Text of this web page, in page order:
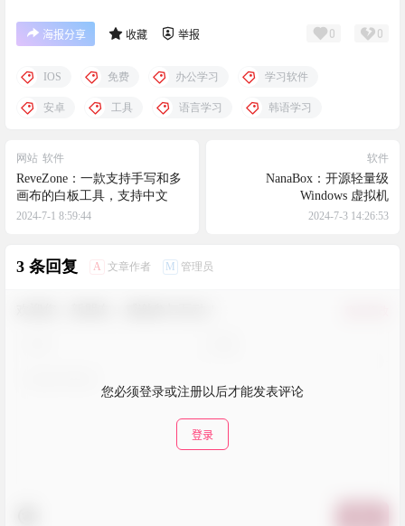
海报分享 收藏 举报 0 0
IOS 免费 办公学习 学习软件
安卓 工具 语言学习 韩语学习
网站 软件
ReveZone：一款支持手写和多
画布的白板工具，支持中文
2024-7-1 8:59:44
软件
NanaBox：开源轻量级
Windows 虚拟机
2024-7-3 14:26:53
3 条回复 A 文章作者 M 管理员
您必须登录或注册以后才能发表评论
登录